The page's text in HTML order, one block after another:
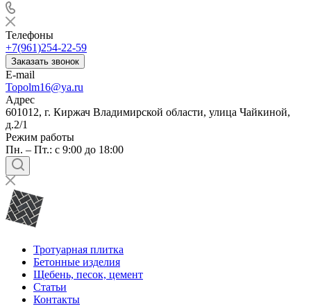
Телефоны
+7(961)254-22-59
Заказать звонок
E-mail
Topolm16@ya.ru
Адрес
601012, г. Киржач Владимирской области, улица Чайкиной,
д.2/1
Режим работы
Пн. – Пт.: с 9:00 до 18:00
Тротуарная плитка
Бетонные изделия
Щебень, песок, цемент
Статьи
Контакты